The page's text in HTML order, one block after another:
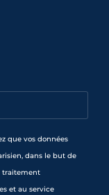
que vos données
dans le but de
traitement
et au service